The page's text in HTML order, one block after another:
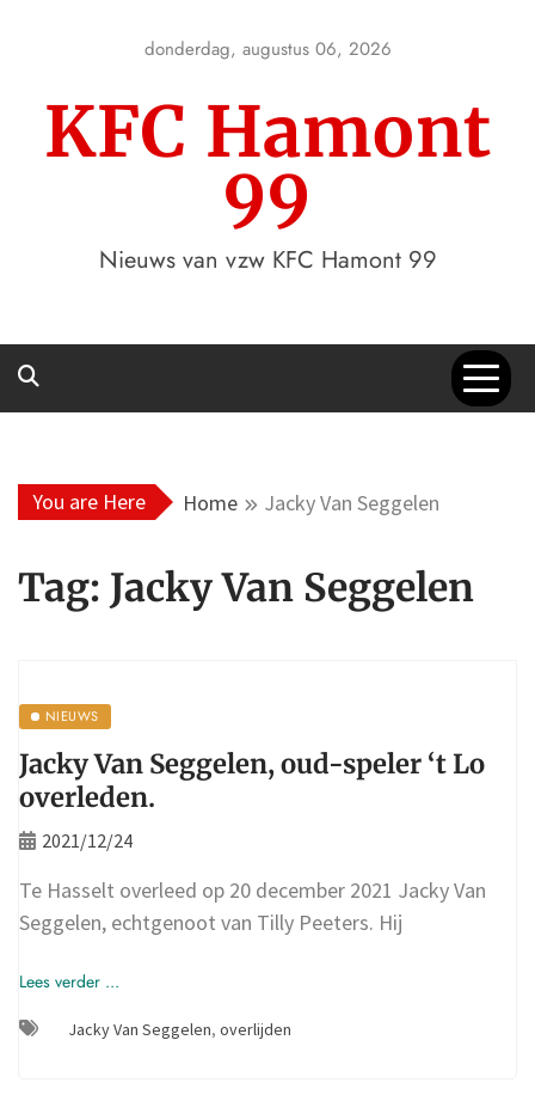
donderdag, augustus 06, 2026
KFC Hamont
99
Nieuws van vzw KFC Hamont 99
You are Here Home Jacky Van Seggelen
Tag: Jacky Van Seggelen
NIEUWS
Jacky Van Seggelen, oud-speler ‘t Lo
overleden.
2021/12/24
Te Hasselt overleed op 20 december 2021 Jacky Van
Seggelen, echtgenoot van Tilly Peeters. Hij
Lees verder ...
Jacky Van Seggelen, overlijden